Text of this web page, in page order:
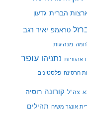
הברית גדעון
טראמפ יאיר רגב
מנהיגות
ארגוניות נתניהו עופר
חרסינה פלסטינים
צה"ל קורונה רוסיה
אונגר משיח תהילים